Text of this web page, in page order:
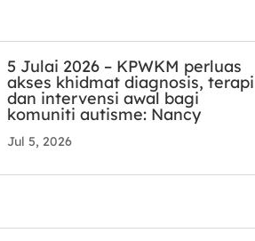
5 Julai 2026 – KPWKM perluas
akses khidmat diagnosis, terapi
dan intervensi awal bagi
komuniti autisme: Nancy
Jul 5, 2026